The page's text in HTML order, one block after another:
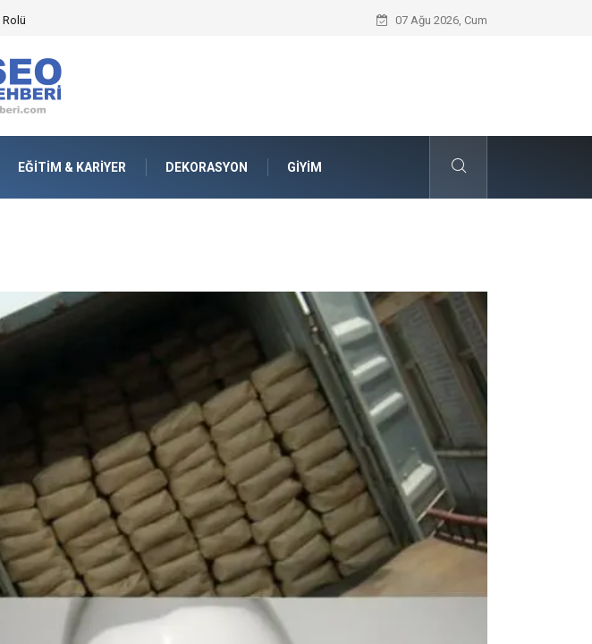
Komple Tır Taşımacılığı ve Lojistik
07 Ağu 2026, Cum
EĞITIM & KARIYER DEKORASYON GIYIM